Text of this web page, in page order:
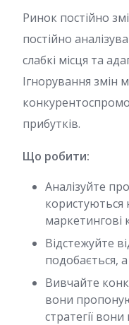
Ринок постійно
постійно
слабкі місця та
Ігнорування змін
прибутків.
Що робити:
Аналізуйте
користуються
Відстежуйте
подобається,
Вивчайте
вони
стратегії